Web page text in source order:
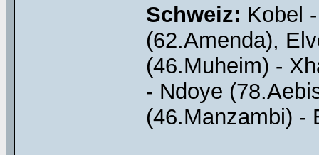
Schweiz: Kobel
(62.Amenda),
(46.Muheim) -
- Ndoye
(46.Manzambi) -